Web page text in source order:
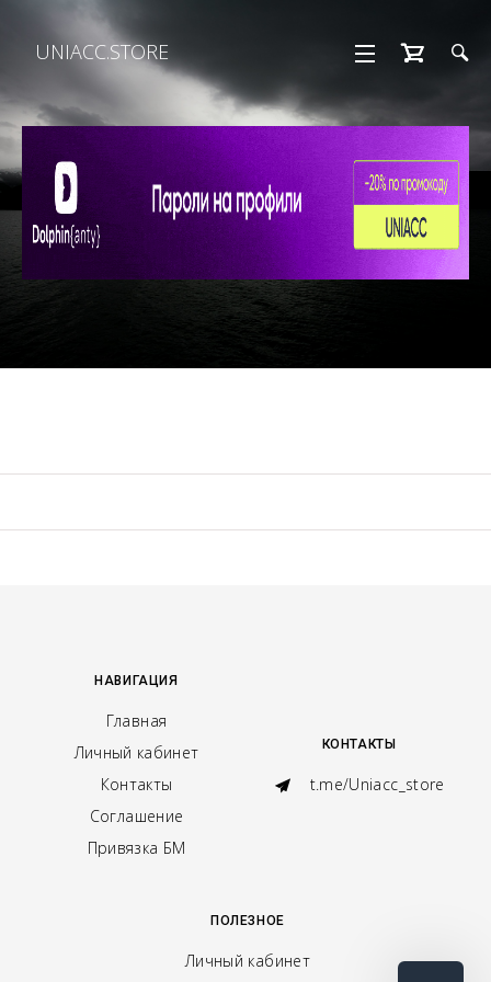
UNIACC.STORE
НАВИГАЦИЯ
Главная
Личный кабинет
Контакты
Соглашение
Привязка БМ
КОНТАКТЫ
t.me/Uniacc_store
ПОЛЕЗНОЕ
Личный кабинет